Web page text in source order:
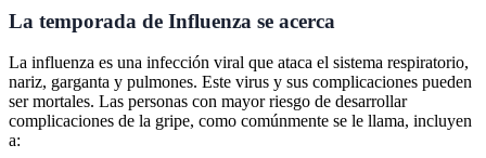
La temporada de Influenza se acerca
La influenza es una infección viral que ataca el sistema respiratorio,
nariz, garganta y pulmones. Este virus y sus complicaciones pueden
ser mortales. Las personas con mayor riesgo de desarrollar
complicaciones de la gripe, como comúnmente se le llama, incluyen
a: